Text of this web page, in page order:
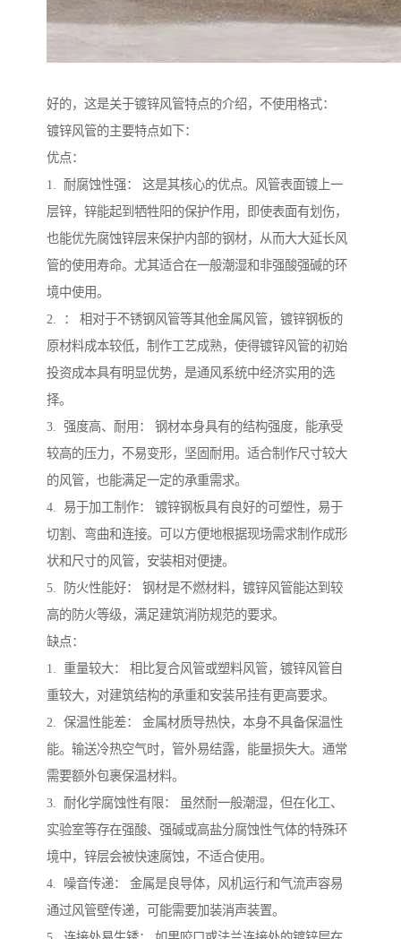
好的，这是关于镀锌风管特点的介绍，不使用格式：
镀锌风管的主要特点如下：
优点：
1. 耐腐蚀性强： 这是其核心的优点。风管表面镀上一
层锌，锌能起到牺牲阳的保护作用，即使表面有划伤，
也能优先腐蚀锌层来保护内部的钢材，从而大大延长风
管的使用寿命。尤其适合在一般潮湿和非强酸强碱的环
境中使用。
2. ： 相对于不锈钢风管等其他金属风管，镀锌钢板的
原材料成本较低，制作工艺成熟，使得镀锌风管的初始
投资成本具有明显优势，是通风系统中经济实用的选
择。
3. 强度高、耐用： 钢材本身具有的结构强度，能承受
较高的压力，不易变形，坚固耐用。适合制作尺寸较大
的风管，也能满足一定的承重需求。
4. 易于加工制作： 镀锌钢板具有良好的可塑性，易于
切割、弯曲和连接。可以方便地根据现场需求制作成形
状和尺寸的风管，安装相对便捷。
5. 防火性能好： 钢材是不燃材料，镀锌风管能达到较
高的防火等级，满足建筑消防规范的要求。
缺点：
1. 重量较大： 相比复合风管或塑料风管，镀锌风管自
重较大，对建筑结构的承重和安装吊挂有更高要求。
2. 保温性能差： 金属材质导热快，本身不具备保温性
能。输送冷热空气时，管外易结露，能量损失大。通常
需要额外包裹保温材料。
3. 耐化学腐蚀性有限： 虽然耐一般潮湿，但在化工、
实验室等存在强酸、强碱或高盐分腐蚀性气体的特殊环
境中，锌层会被快速腐蚀，不适合使用。
4. 噪音传递： 金属是良导体，风机运行和气流声容易
通过风管壁传递，可能需要加装消声装置。